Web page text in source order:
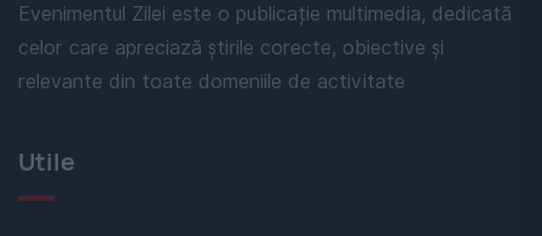
Evenimentul Zilei este o publicație multimedia, dedicată
celor care apreciază știrile corecte, obiective și
relevante din toate domeniile de activitate
Utile